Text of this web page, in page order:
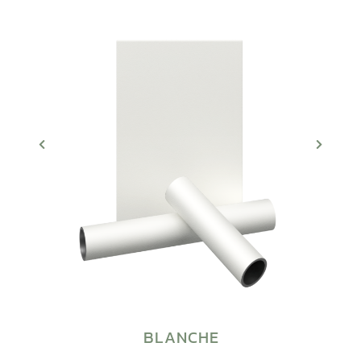
BLANCHE